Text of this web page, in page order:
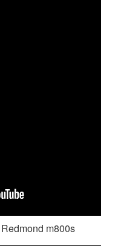
m800s